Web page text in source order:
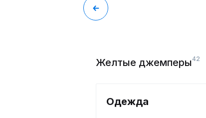
Желтые джемперы42
Одежда